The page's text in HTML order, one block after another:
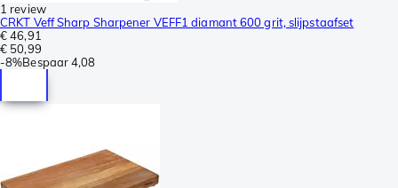
1 review
CRKT Veff Sharp Sharpener VEFF1 diamant 600 grit, slijpstaafset
€ 46,91
€ 50,99
-8%Bespaar4,08